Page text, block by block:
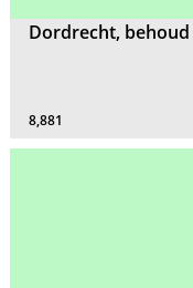
Dordrecht,
8,881